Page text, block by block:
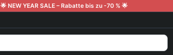
🌟 NEW YEAR SALE – Rabatte bis zu -70 % 🌟